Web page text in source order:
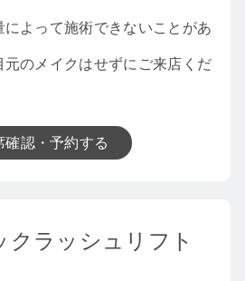
よって施術できないことがあ
のメイクはせずにご来店くだ
確認・予約する
クラッシュリフト